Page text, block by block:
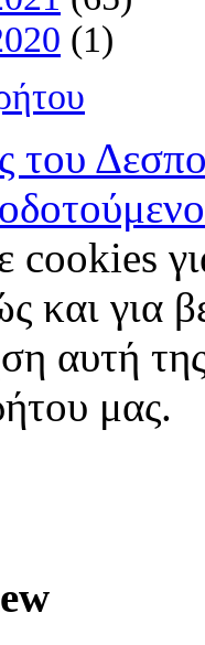
(1)
του
cookies
και για
αυτή
μας.